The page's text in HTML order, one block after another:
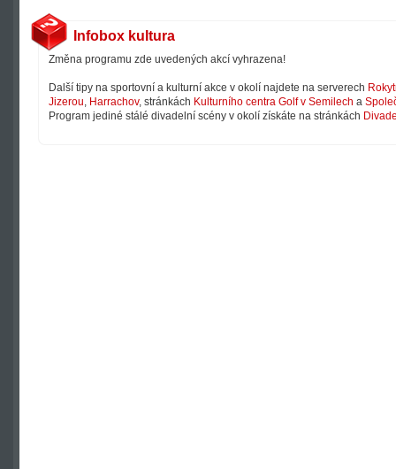
Infobox kultura
Změna programu zde uvedených akcí vyhrazena!
Další tipy na sportovní a kulturní akce v okolí najdete na serverech
Jizerou, Harrachov, stránkách Kulturního centra Golf v Semilech a
Program jediné stálé divadelní scény v okolí získáte na stránkách